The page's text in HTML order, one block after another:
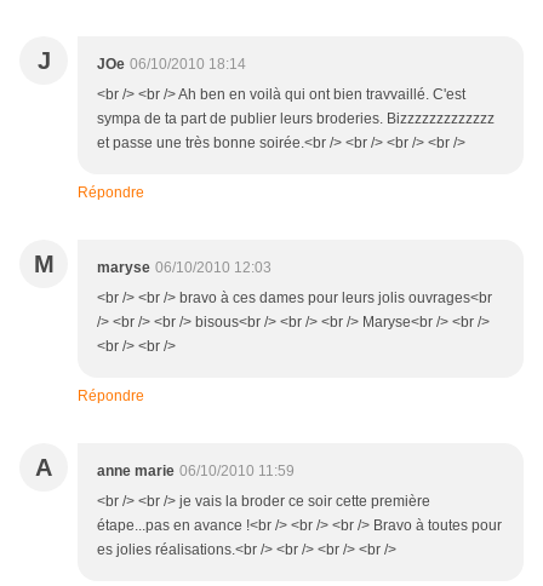
J JOe 06/10/2010 18:14
<br /> <br /> Ah ben en voilà qui ont bien travvaillé. C'est
sympa de ta part de publier leurs broderies. Bizzzzzzzzzzzzz
et passe une très bonne soirée.<br /> <br /> <br /> <br />
Répondre
M maryse 06/10/2010 12:03
<br /> <br /> bravo à ces dames pour leurs jolis ouvrages<br
/> <br /> <br /> bisous<br /> <br /> <br /> Maryse<br /> <br />
<br /> <br />
Répondre
A anne marie 06/10/2010 11:59
<br /> <br /> je vais la broder ce soir cette première
étape...pas en avance !<br /> <br /> <br /> Bravo à toutes pour
es jolies réalisations.<br /> <br /> <br /> <br />